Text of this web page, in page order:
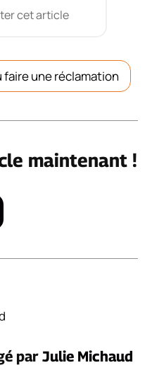
cet article
faire une réclamation
maintenant !
par Julie Michaud